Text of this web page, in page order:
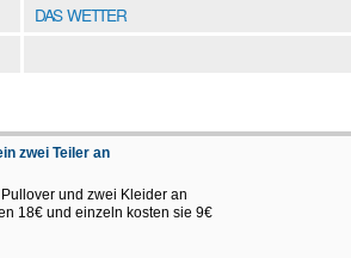
DAS WETTER
zwei Teiler an
und zwei Kleider an
18€ und einzeln kosten sie 9€